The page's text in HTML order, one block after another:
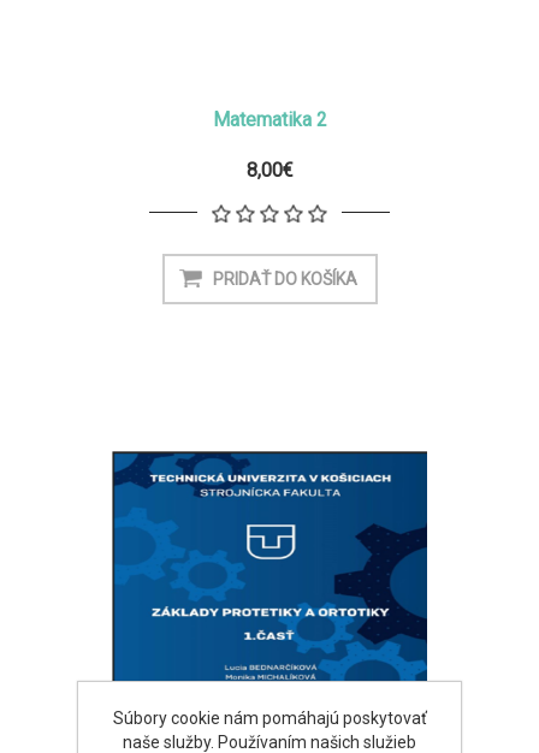
Matematika 2
8,00€
Súbory cookie nám pomáhajú poskytovať
naše služby. Používaním našich služieb